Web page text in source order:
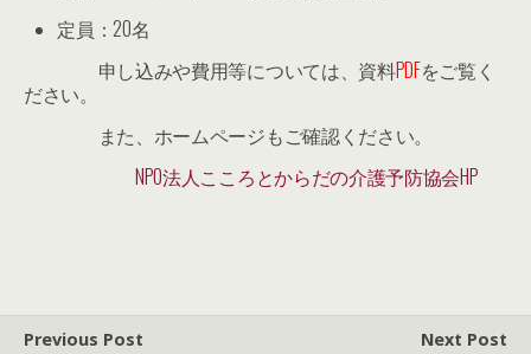
定員：20名
申し込みや費用等については、資料PDFをご覧く
ださい。
また、ホームページもご確認ください。
NPO法人こころとからだの介護予防協会HP
Previous Post Next Post